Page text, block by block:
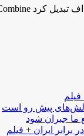
پیش رو است
ما جبران شود
برابر ایران + فیلم